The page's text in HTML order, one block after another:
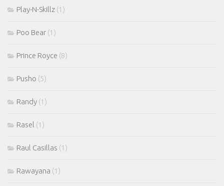
Play-N-Skillz (1)
Poo Bear (1)
Prince Royce (8)
Pusho (5)
Randy (1)
Rasel (1)
Raul Casillas (1)
Rawayana (1)